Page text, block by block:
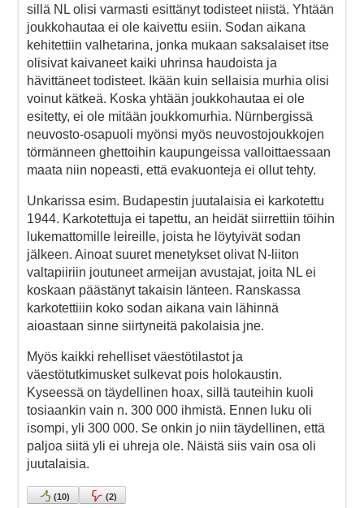
sillä NL olisi varmasti esittänyt todisteet niistä. Yhtään
joukkohautaa ei ole kaivettu esiin. Sodan aikana
kehitettiin valhetarina, jonka mukaan saksalaiset itse
olisivat kaivaneet kaiki uhrinsa haudoista ja
hävittäneet todisteet. Ikään kuin sellaisia murhia olisi
voinut kätkeä. Koska yhtään joukkohautaa ei ole
esitetty, ei ole mitään joukkomurhia. Nürnbergissä
neuvosto-osapuoli myönsi myös neuvostojoukkojen
törmänneen ghettoihin kaupungeissa valloittaessaan
maata niin nopeasti, että evakuonteja ei ollut tehty.
Unkarissa esim. Budapestin juutalaisia ei karkotettu
1944. Karkotettuja ei tapettu, an heidät siirrettiin töihin
lukemattomille leireille, joista he löytyivät sodan
jälkeen. Ainoat suuret menetykset olivat N-liiton
valtapiiriin joutuneet armeijan avustajat, joita NL ei
koskaan päästänyt takaisin länteen. Ranskassa
karkotettiiin koko sodan aikana vain lähinnä
aioastaan sinne siirtyneitä pakolaisia jne.
Myös kaikki rehelliset väestötilastot ja
väestötutkimusket sulkevat pois holokaustin.
Kyseessä on täydellinen hoax, sillä tauteihin kuoli
tosiaankin vain n. 300 000 ihmistä. Ennen luku oli
isompi, yli 300 000. Se onkin jo niin täydellinen, että
paljoa siitä yli ei uhreja ole. Näistä siis vain osa oli
juutalaisia.
(10) (2)